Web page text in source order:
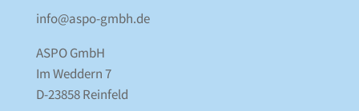
info@aspo-gmbh.de
ASPO GmbH
Im Weddern 7
D-23858 Reinfeld